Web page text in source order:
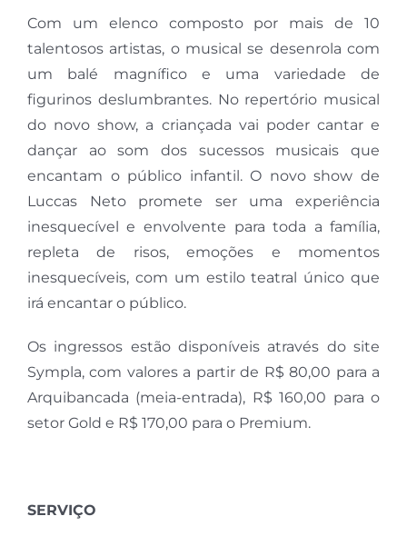
Com um elenco composto por mais de 10
talentosos artistas, o musical se desenrola com
um balé magnífico e uma variedade de
figurinos deslumbrantes. No repertório musical
do novo show, a criançada vai poder cantar e
dançar ao som dos sucessos musicais que
encantam o público infantil. O novo show de
Luccas Neto promete ser uma experiência
inesquecível e envolvente para toda a família,
repleta de risos, emoções e momentos
inesquecíveis, com um estilo teatral único que
irá encantar o público.
Os ingressos estão disponíveis através do site
Sympla, com valores a partir de R$ 80,00 para a
Arquibancada (meia-entrada), R$ 160,00 para o
setor Gold e R$ 170,00 para o Premium.
SERVIÇO